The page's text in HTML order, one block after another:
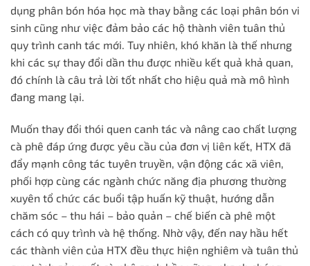
dụng phân bón hóa học mà thay bằng các loại phân bón vi
sinh cũng như việc đảm bảo các hộ thành viên tuân thủ
quy trình canh tác mới. Tuy nhiên, khó khăn là thế nhưng
khi các sự thay đổi dần thu được nhiều kết quả khả quan,
đó chính là câu trả lời tốt nhất cho hiệu quả mà mô hình
đang mang lại.
Muốn thay đổi thói quen canh tác và nâng cao chất lượng
cà phê đáp ứng được yêu cầu của đơn vị liên kết, HTX đã
đẩy mạnh công tác tuyên truyền, vận động các xã viên,
phối hợp cùng các ngành chức năng địa phương thường
xuyên tổ chức các buổi tập huấn kỹ thuật, hướng dẫn
chăm sóc – thu hái – bảo quản – chế biến cà phê một
cách có quy trình và hệ thống. Nhờ vậy, đến nay hầu hết
các thành viên của HTX đều thực hiện nghiêm và tuân thủ